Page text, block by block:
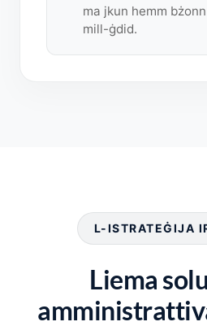
ma jkun hemm
mill-ġdid.
L-ISTRATEĠIJA
Liema